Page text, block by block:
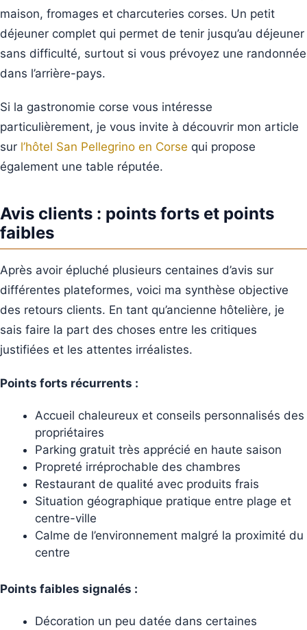
maison, fromages et charcuteries corses. Un petit
déjeuner complet qui permet de tenir jusqu’au déjeuner
sans difficulté, surtout si vous prévoyez une randonnée
dans l’arrière-pays.
Si la gastronomie corse vous intéresse
particulièrement, je vous invite à découvrir mon article
sur l’hôtel San Pellegrino en Corse qui propose
également une table réputée.
Avis clients : points forts et points
faibles
Après avoir épluché plusieurs centaines d’avis sur
différentes plateformes, voici ma synthèse objective
des retours clients. En tant qu’ancienne hôtelière, je
sais faire la part des choses entre les critiques
justifiées et les attentes irréalistes.
Points forts récurrents :
Accueil chaleureux et conseils personnalisés des
propriétaires
Parking gratuit très apprécié en haute saison
Propreté irréprochable des chambres
Restaurant de qualité avec produits frais
Situation géographique pratique entre plage et
centre-ville
Calme de l’environnement malgré la proximité du
centre
Points faibles signalés :
Décoration un peu datée dans certaines